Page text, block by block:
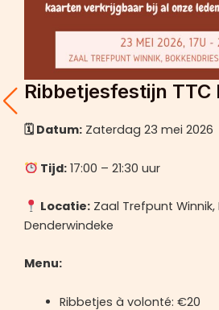
Ribbetjesfestijn TTC
🗓 Datum: Zaterdag 23 mei 2026
Tijd:17:00 – 21:30 uur
Locatie:Zaal Trefpunt Winnik,
Denderwindeke
Menu:
Ribbetjes à volonté: €20